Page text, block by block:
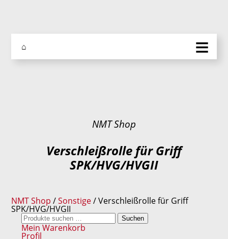
⌂ ≡
NMT Shop
Verschleißrolle für Griff
SPK/HVG/HVGII
NMT Shop /Sonstige/ Verschleißrolle für Griff
SPK/HVG/HVGII
Suchen
nach:
Suchen
Mein Warenkorb
Profil